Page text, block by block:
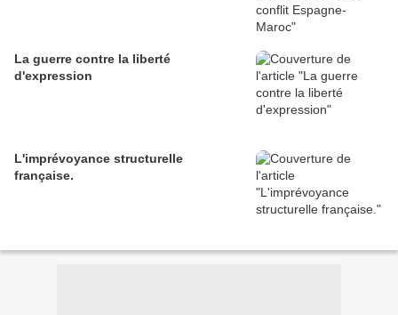
La guerre contre la liberté
d'expression
L'imprévoyance structurelle
française.